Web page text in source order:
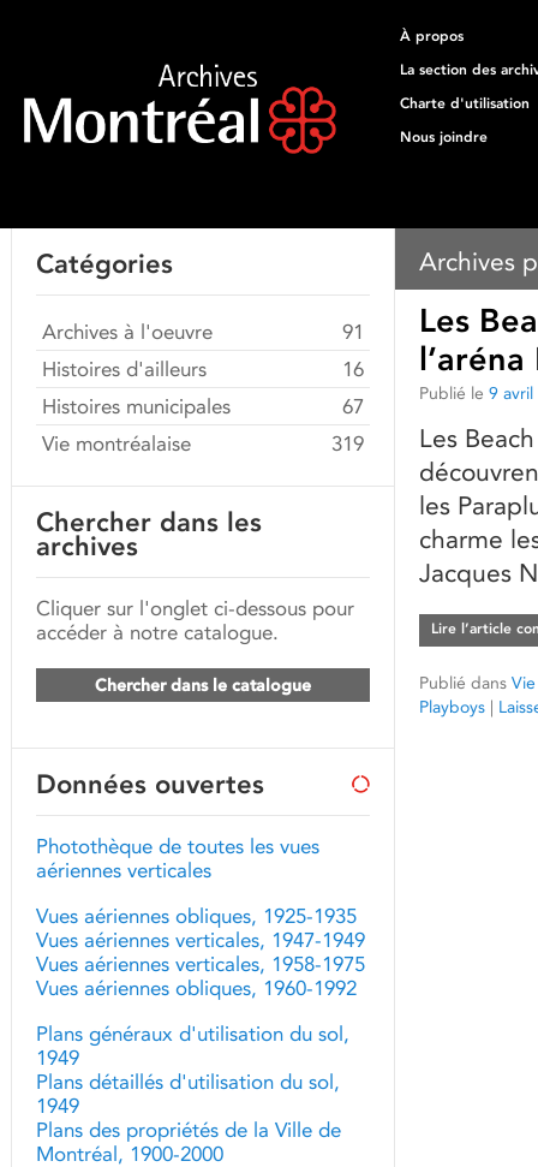
À propos
La section des
Charte d'utilisation
Nous joindre
Archives
Les
Publié le 9
Les
les
charme
Jacques
Lire l’article
Publié dans
Playboys |
Catégories
Archives à l'oeuvre
91
Histoires d'ailleurs
16
Histoires municipales
67
Vie montréalaise
319
Chercher dans les
archives
Cliquer sur l'onglet ci-dessous pour
accéder à notre catalogue.
Chercher dans le catalogue
Données ouvertes
Photothèque de toutes les vues
aériennes verticales
Vues aériennes obliques, 1925-1935
Vues aériennes verticales, 1947-1949
Vues aériennes verticales, 1958-1975
Vues aériennes obliques, 1960-1992
Plans généraux d'utilisation du sol,
1949
Plans détaillés d'utilisation du sol,
1949
Plans des propriétés de la Ville de
Montréal, 1900-2000